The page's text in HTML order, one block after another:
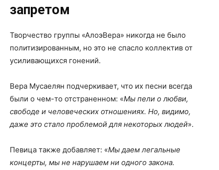
запретом
Творчество группы «АлоэВера» никогда не было
политизированным, но это не спасло коллектив от
усиливающихся гонений.
Вера Мусаелян подчеркивает, что их песни всегда
были о чем-то отстраненном: «Мы пели о любви,
свободе и человеческих отношениях. Но, видимо,
даже это стало проблемой для некоторых людей».
Певица также добавляет: «Мы даем легальные
концерты, мы не нарушаем ни одного закона.